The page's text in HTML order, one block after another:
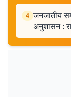
4 जनजातीय
अनुशासन :